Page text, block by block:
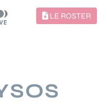
LE ROSTER